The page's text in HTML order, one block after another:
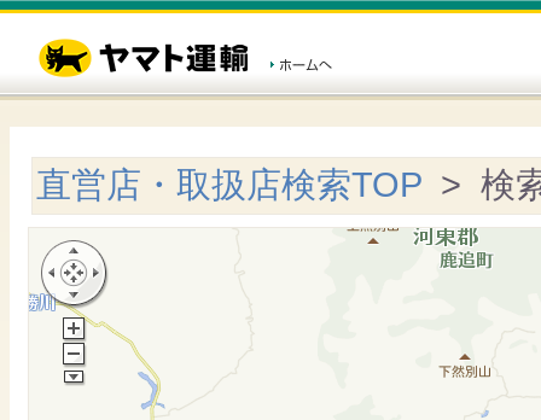
直営店・取扱店検索TOP > 検